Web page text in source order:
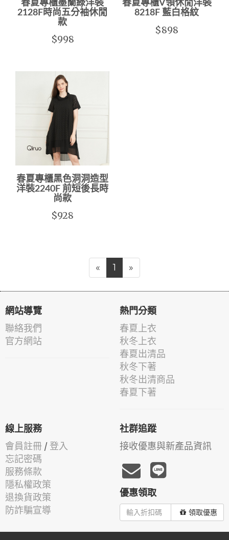
春夏專櫃墨蘭綠洋裝
2128F時尚五分袖休閒
款
$998
春夏專櫃V領休閒洋裝
8218F 藍白格紋
$898
春夏專櫃黑色洞洞造型
洋裝2240F 前短後長時
尚款
$928
« 1 »
網站導覽
聯絡我們
官方網站
熱門分類
春夏上衣
秋冬上衣
春夏出清品
秋冬下著
秋冬出清商品
春夏下著
線上服務
會員註冊 / 登入
忘記密碼
服務條款
隱私權政策
退換貨政策
防詐騙宣導
社群追蹤
接收優惠與新產品資訊
優惠領取
領取優惠